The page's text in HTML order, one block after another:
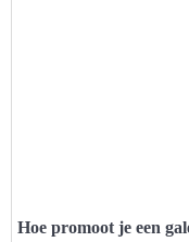
Hoe promoot je een